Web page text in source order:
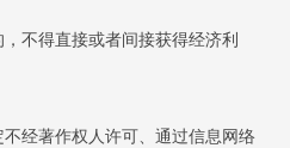
不得直接或者间接获得经济利
经著作权人许可、通过信息网络